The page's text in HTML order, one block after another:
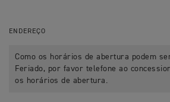
ENDEREÇO
Como os horários de abertura podem
Feriado, por favor telefone ao
os horários de abertura.